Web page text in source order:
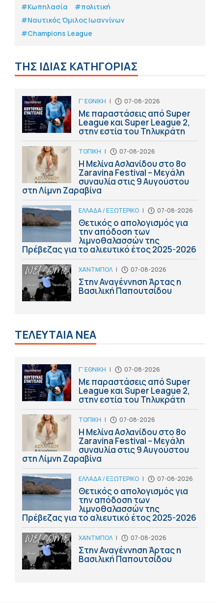
#Κωπηλασία
#πολιτική
#Ναυτικός Όμιλος Ιωαννίνων
#Champions League
ΤΗΣ ΙΔΙΑΣ ΚΑΤΗΓΟΡΙΑΣ
Γ' ΕΘΝΙΚΗ | 07-08-2026
Με παραστάσεις από Super
League και Super League 2,
στην εστία του Τηλυκράτη
ΤΟΠΙΚΗ | 07-08-2026
Η Μελίνα Ασλανίδου στο 8ο
Zaravina Festival – Μεγάλη
συναυλία στις 9 Αυγούστου
στη Λίμνη Ζαραβίνα
ΕΛΛΑΔΑ / ΕΞΩΤΕΡΙΚΟ | 07-08-2026
Θετικός ο απολογισμός για
την απόδοση των
λιμνοθαλασσών της
Πρέβεζας για το αλιευτικό έτος 2025-2026
ΧΑΝΤΜΠΟΛ | 07-08-2026
Στην Αναγέννηση Άρτας η
Βασιλική Παπουτσίδου
ΤΕΛΕΥΤΑΙΑ ΝΕΑ
Γ' ΕΘΝΙΚΗ | 07-08-2026
Με παραστάσεις από Super
League και Super League 2,
στην εστία του Τηλυκράτη
ΤΟΠΙΚΗ | 07-08-2026
Η Μελίνα Ασλανίδου στο 8ο
Zaravina Festival – Μεγάλη
συναυλία στις 9 Αυγούστου
στη Λίμνη Ζαραβίνα
ΕΛΛΑΔΑ / ΕΞΩΤΕΡΙΚΟ | 07-08-2026
Θετικός ο απολογισμός για
την απόδοση των
λιμνοθαλασσών της
Πρέβεζας για το αλιευτικό έτος 2025-2026
ΧΑΝΤΜΠΟΛ | 07-08-2026
Στην Αναγέννηση Άρτας η
Βασιλική Παπουτσίδου